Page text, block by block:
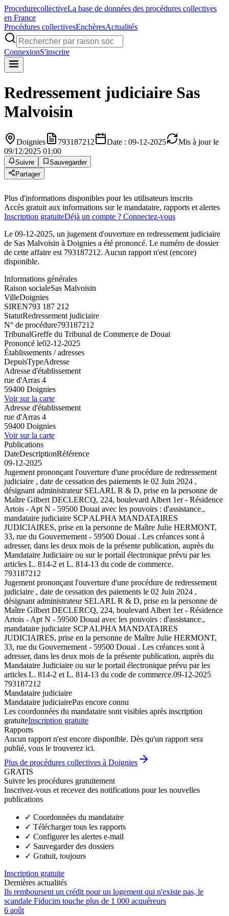
ProcedurecollectiveLa base de données des procédures collectives
en France
Procédures collectivesEnchèresActualités
ConnexionS'inscrire
Redressement judiciaire Sas
Malvoisin
Doignies 793187212 Date : 09-12-2025
Mis à jour le
09/12/2025 01:00
Suivre
Sauvegarder
Partager
Plus d'informations disponibles pour les utilisateurs inscrits
Accès gratuit aux informations sur le mandataire, rapports et alertes
Inscription gratuiteDéjà un compte ? Connectez-vous
Le 09-12-2025, un jugement d'ouverture en redressement judiciaire
de Sas Malvoisin à Doignies a été prononcé. Le numéro de dossier
de cette affaire est 793187212. Aucun rapport n'est (encore)
disponible.
Informations générales
Raison socialeSas Malvoisin
VilleDoignies
SIREN793 187 212
StatutRedressement judiciaire
N° de procédure793187212
TribunalGreffe du Tribunal de Commerce de Douai
Prononcé le02-12-2025
Établissements / adresses
DepuisTypeAdresse
Adresse d'établissement
rue d'Arras 4
59400 Doignies
Voir sur la carte
Adresse d'établissement
rue d'Arras 4
59400 Doignies
Voir sur la carte
Publications
DateDescriptionRéférence
09-12-2025
Jugement prononçant l'ouverture d'une procédure de redressement
judiciaire , date de cessation des paiements le 02 Juin 2024 ,
désignant administrateur SELARL R & D, prise en la personne de
Maître Gilbert DECLERCQ, 224, boulevard Albert 1er - Résidence
Artois - Apt N - 59500 Douai avec les pouvoirs : d'assistance.,
mandataire judiciaire SCP ALPHA MANDATAIRES
JUDICIAIRES, prise en la personne de Maître Julie HERMONT,
33, rue du Gouvernement - 59500 Douai . Les créances sont à
adresser, dans les deux mois de la présente publication, auprès du
Mandataire Judiciaire ou sur le portail électronique prévu par les
articles L. 814-2 et L. 814-13 du code de commerce.
793187212
Jugement prononçant l'ouverture d'une procédure de redressement
judiciaire , date de cessation des paiements le 02 Juin 2024 ,
désignant administrateur SELARL R & D, prise en la personne de
Maître Gilbert DECLERCQ, 224, boulevard Albert 1er - Résidence
Artois - Apt N - 59500 Douai avec les pouvoirs : d'assistance.,
mandataire judiciaire SCP ALPHA MANDATAIRES
JUDICIAIRES, prise en la personne de Maître Julie HERMONT,
33, rue du Gouvernement - 59500 Douai . Les créances sont à
adresser, dans les deux mois de la présente publication, auprès du
Mandataire Judiciaire ou sur le portail électronique prévu par les
articles L. 814-2 et L. 814-13 du code de commerce.09-12-2025
793187212
Mandataire judiciaire
Mandataire judiciairePas encore connu
Les coordonnées du mandataire sont visibles après inscription
gratuiteInscription gratuite
Rapports
Aucun rapport n'est encore disponible. Dès qu'un rapport sera
publié, vous le trouverez ici.
Plus de procédures collectives à Doignies
GRATIS
Suivre les procédures gratuitement
Inscrivez-vous et recevez des notifications pour les nouvelles
publications
✓ Coordonnées du mandataire
✓ Télécharger tous les rapports
✓ Configurer les alertes e-mail
✓ Sauvegarder des dossiers
✓ Gratuit, toujours
Inscription gratuite
Dernières actualités
Ils remboursent un crédit pour un logement qui n'existe pas, le
scandale Fiducim touche plus de 1 000 acquéreurs
6 août